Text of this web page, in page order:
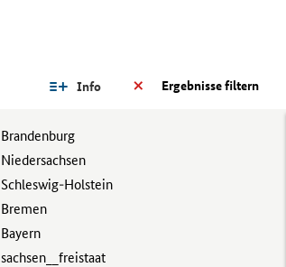
Ergebnisse filtern
Info
Brandenburg
Niedersachsen
Schleswig-Holstein
Bremen
Bayern
sachsen__freistaat